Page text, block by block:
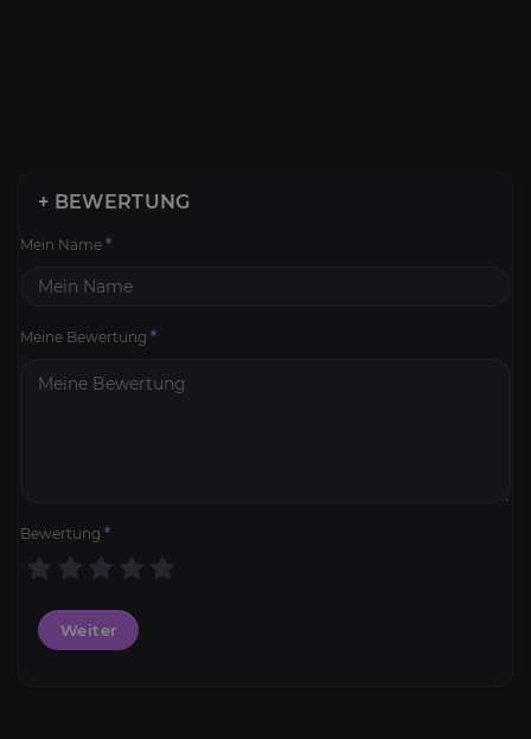
+ BEWERTUNG
Mein Name *
Meine Bewertung *
Bewertung *
Weiter